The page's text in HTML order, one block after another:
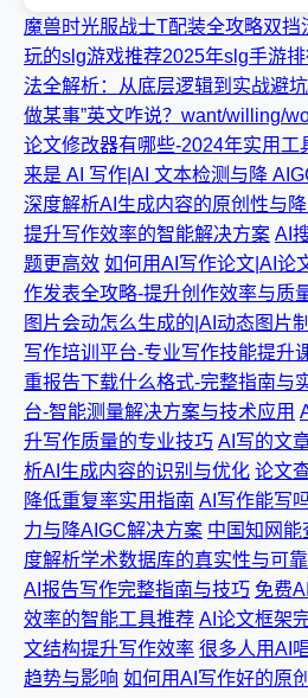
魔兽时光服战士T配装全攻略双挡
玩的slg游戏推荐2025年slg手游
法全解析：从底层逻辑到实战避
做某事”英文咋说？want/willing/
论文修改器有哪些-2024年实用工
来是 AI 写作|AI 文本检测与降
深度解析AI生成内容的原创性与
提升写作效率的智能解决方案 AI
题更高效 如何用AI写作论文|AI论
作发表全攻略-提升创作效率与质
图片会动怎么生成的|AI动态图片
写作培训平台-专业写作技能提升
重报告下载什么格式-完整指南与
台-智能测量解决方案与技术应用
升写作质量的专业技巧 AI写的文
析AI生成内容的识别与优化 论文
降低重复率实用指南 AI写作能写
力与降AIGC解决方案 中国知网能
度解析学术数据库的真实性与可
AI报告写作完整指南与技巧 免费
效率的智能工具推荐 AI论文框架
文结构提升写作效率 很多人用AI
趋势与影响 如何用AI写作好的原